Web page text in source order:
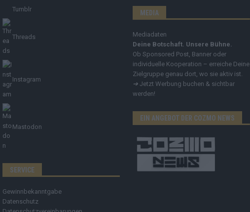
Tumblr
Threads
Instagram
Mastodon
SERVICE
Gewinnbekanntgabe
Datenschutz
MEDIA
Mediadaten
Deine Botschaft. Unsere Bühne.
Ob Sponsored Post, Banner oder
individuelle Kooperation – erreiche Deine
Zielgruppe genau dort, wo sie aktiv ist.
➔ Jetzt Werbung buchen & sichtbar
werden!
EIN ANGEBOT DER COZMO NEWS